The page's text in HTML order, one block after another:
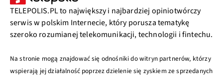
TELEPOLIS.PL to największy i najbardziej opiniotwórczy
serwis w polskim Internecie, który porusza tematykę
szeroko rozumianej telekomunikacji, technologii i fintechu.
Na stronie mogą znajdować się odnośniki do witryn partnerów, którzy
wspierają jej działalność poprzez dzielenie się zyskiem ze sprzedanych